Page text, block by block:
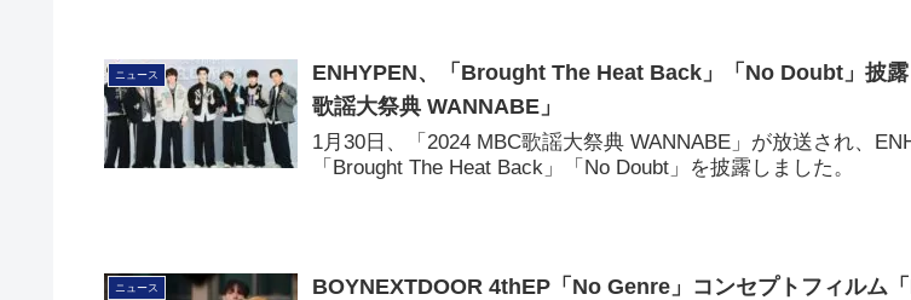
ニュース
ENHYPEN、「Brought The Heat Back」「No Doubt」披
歌謡大祭典 WANNABE」
1月30日、「2024 MBC歌謡大祭典 WANNABE」が放送され、
「Brought The Heat Back」「No Doubt」を披露しました。
ニュース
BOYNEXTDOOR 4thEP「No Genre」コンセプトフィルム